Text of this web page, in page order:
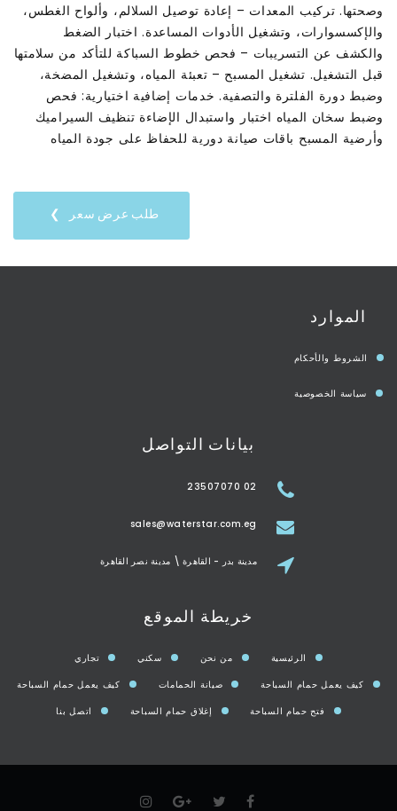
وصحتها. تركيب المعدات – إعادة توصيل السلالم، وألواح الغطس،
والإكسسوارات، وتشغيل الأدوات المساعدة. اختبار الضغط
والكشف عن التسريبات – فحص خطوط السباكة للتأكد من سلامتها
قبل التشغيل. تشغيل المسبح – تعبئة المياه، وتشغيل المضخة،
وضبط دورة الفلترة والتصفية. خدمات إضافية اختيارية: فحص
وضبط سخان المياه اختبار واستبدال الإضاءة تنظيف السيراميك
وأرضية المسبح باقات صيانة دورية للحفاظ على جودة المياه
طلب عرض سعر
الموارد
الشروط والأحكام
سياسة الخصوصية
بيانات التواصل
02 23507070
sales@waterstar.com.eg
مدينة بدر - القاهرة \ مدينة نصر القاهرة
خريطة الموقع
الرئيسية من نحن سكني
تجاري
كيف يعمل حمام السباحة
صيانة الحمامات
كيف يعمل حمام السباحة
فتح حمام السباحة
إغلاق حمام السباحة اتصل بنا